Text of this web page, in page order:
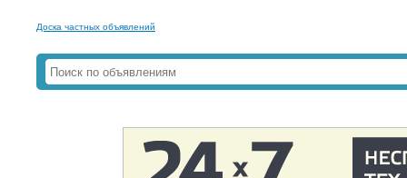
Доска частных объявлений